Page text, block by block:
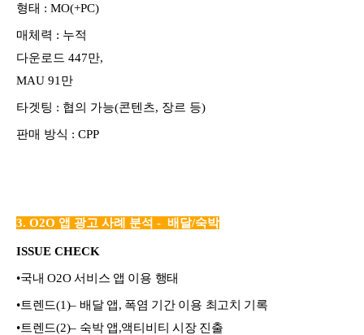
형태 : MO(+PC)
매체력 : 누적
다운로드 447만,
MAU 91 만
타겟팅 : 협의 가능(콘텐츠, 장르 등)
판매 방식 : CPP
3. O2O 앱 광고 사례 분석 - 배달/숙박
ISSUE CHECK
•국내O2O서비스 앱 이용 행태
•트렌드(1)– 배달 앱, 폭염 기간 이용 최고치 기록
•트렌드(2)– 숙박 앱,액티비티시장 진출